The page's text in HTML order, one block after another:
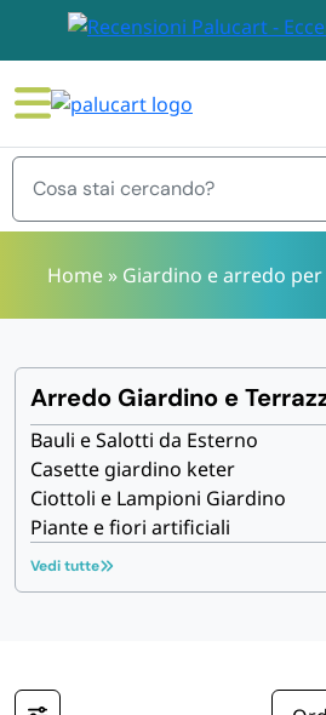
Menu
GIARDINO E ARREDO PER
IMBALLAGGIO E
IGIENE E PULIZIA
Personalizzazione Monouso
Home» Giardino e arredo
Arredo Giardino e
Bauli e Salotti da Esterno
Casette giardino keter
Ciottoli e Lampioni Giardino
Piante e fiori artificiali
Vedi tutte